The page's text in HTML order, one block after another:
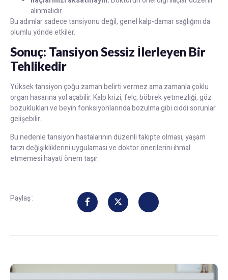
alınmalıdır.
Bu adımlar sadece tansiyonu değil, genel kalp-damar sağlığını da
olumlu yönde etkiler.
Sonuç: Tansiyon Sessiz İlerleyen Bir
Tehlikedir
Yüksek tansiyon çoğu zaman belirti vermez ama zamanla çoklu
organ hasarına yol açabilir. Kalp krizi, felç, böbrek yetmezliği, göz
bozuklukları ve beyin fonksiyonlarında bozulma gibi ciddi sorunlar
gelişebilir.
Bu nedenle tansiyon hastalarının düzenli takipte olması, yaşam
tarzı değişikliklerini uygulaması ve doktor önerilerini ihmal
etmemesi hayati önem taşır.
Paylaş :